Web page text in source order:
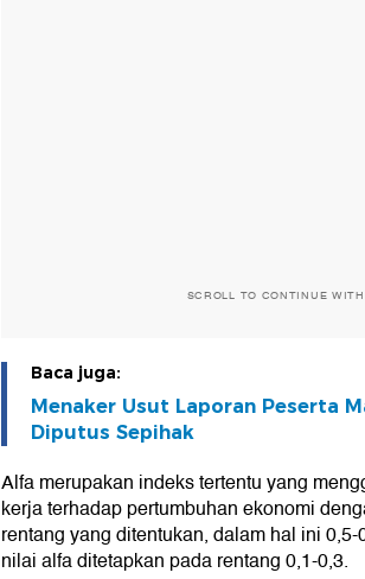
SCROLL TO CONTINUE
Baca juga:
Menaker Usut Laporan Peserta
Diputus Sepihak
Alfa merupakan indeks tertentu yang
kerja terhadap pertumbuhan ekonomi
rentang yang ditentukan, dalam hal ini
nilai alfa ditetapkan pada rentang 0,1-0,3.